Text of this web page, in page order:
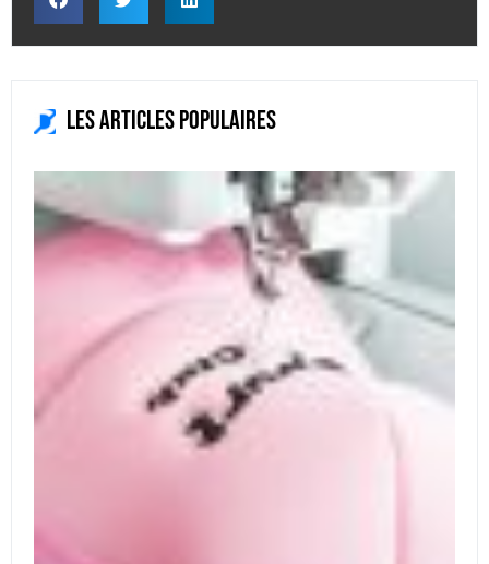
Les articles populaires